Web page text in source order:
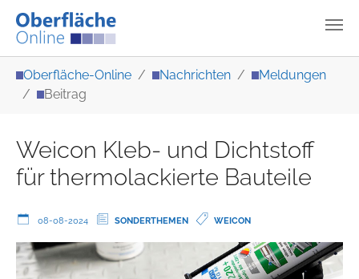
Oberfläche-Online Nachrichten
Meldungen
Beitrag
Weicon Kleb- und Dichtstoff
für thermolackierte Bauteile
08-08-2024 SONDERTHEMEN WEICON